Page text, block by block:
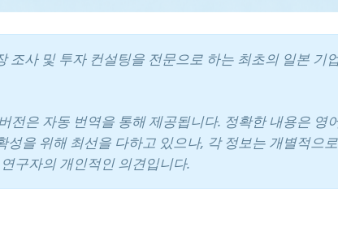
조사 및 투자 컨설팅을 전문으로 하는 최초의 일본 기
전은 자동 번역을 통해 제공됩니다. 정확한 내용은 영
을 위해 최선을 다하고 있으나, 각 정보는 개별적으
구자의 개인적인 의견입니다.